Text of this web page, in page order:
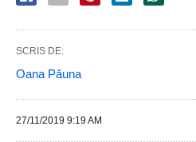
SCRIS DE:
Oana Păuna
27/11/2019 9:19 AM